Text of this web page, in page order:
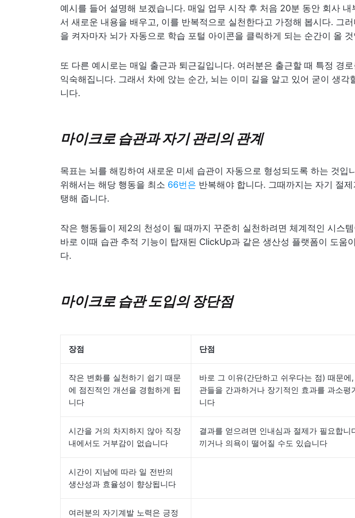
예시를 들어 설명해 보겠습니다. 매일 업무 시작 후 처음 20분 동안 회사 내
서 새로운 내용을 배우고, 이를 반복적으로 실천한다고 가정해 봅시다. 그
을 켜자마자 뇌가 자동으로 학습 포털 아이콘을 클릭하게 되는 순간이 올
또 다른 예시로는 매일 출근과 퇴근길입니다. 여러분은 출근할 때 특정 경
익숙해집니다. 그래서 차에 앉는 순간, 뇌는 이미 길을 알고 있어 굳이 생각
니다.
마이크로 습관과 자기 관리의 관계
목표는 뇌를 해킹하여 새로운 미세 습관이 자동으로 형성되도록 하는 것입
위해서는 해당 행동을 최소 66번은 반복해야 합니다. 그때까지는 자기 절
탱해 줍니다.
작은 행동들이 제2의 천성이 될 때까지 꾸준히 실천하려면 체계적인 시스
바로 이때 습관 추적 기능이 탑재된 ClickUp과 같은 생산성 플랫폼이 도움
다.
마이크로 습관 도입의 장단점
장점 단점
작은 변화를 실천하기 쉽기 때문
에 점진적인 개선을 경험하게 됩
니다
바로 그 이유(간단하고 쉬우다는 점) 때문에
관들을 간과하거나 장기적인 효과를 과소평
니다
시간을 거의 차지하지 않아 직장
내에서도 거부감이 없습니다
결과를 얻으려면 인내심과 절제가 필요합니
끼거나 의욕이 떨어질 수도 있습니다
시간이 지남에 따라 일 전반의
생산성과 효율성이 향상됩니다
여러분의 자기계발 노력은 긍정